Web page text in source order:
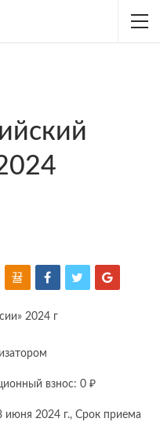
взнос: 0 ₽
июня 2024 г., Срок приема